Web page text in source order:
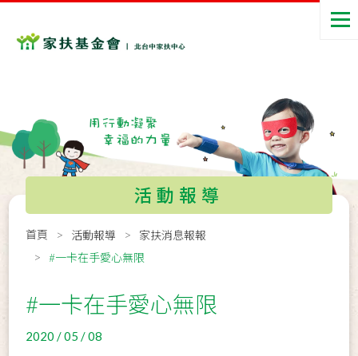
活動報導
首頁 活動報導
家扶消息報報
#一卡在手愛心無限
#一卡在手愛心無限
2020 / 05 / 08